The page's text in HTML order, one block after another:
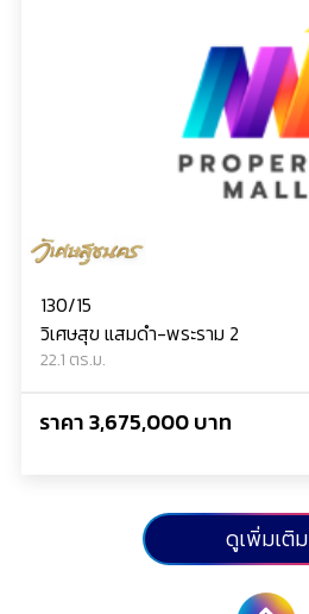
130/15
วิเศษสุข แสมดำ-พระราม 2
22.1 ตร.ม.
ราคา 3,675,000 บาท
ดูเพิ่มเติม